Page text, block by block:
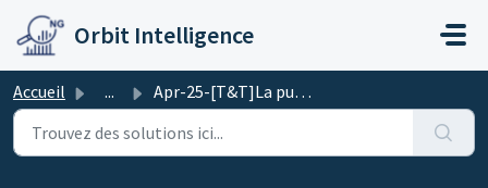
Passer au contenu principal
Orbit Intelligence
Accueil ... Apr-25-[T&T]La puissance de l'analyse des brevets...